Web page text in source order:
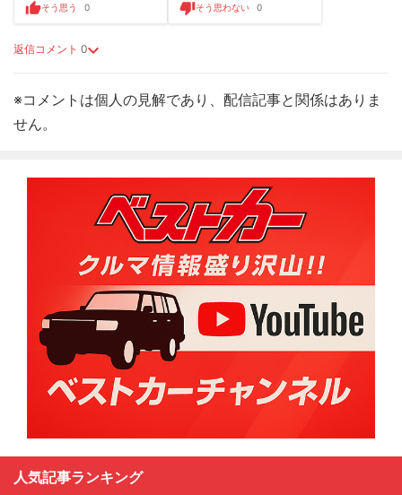
返信コメント 0
そう思う 0 そう思わない 0
※コメントは個人の見解であり、配信記事と関係はありま
せん。
人気記事ランキング